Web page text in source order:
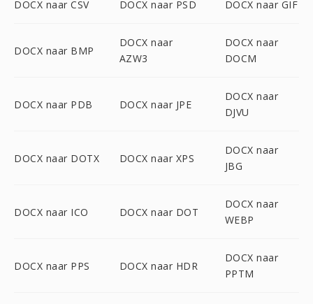
DOCX naar CSV DOCX naar PSD DOCX naar GIF
DOCX naar BMP
DOCX naar
AZW3
DOCX naar
DOCM
DOCX naar PDB DOCX naar JPE
DOCX naar
DJVU
DOCX naar DOTX DOCX naar XPS
DOCX naar
JBG
DOCX naar ICO DOCX naar DOT
DOCX naar
WEBP
DOCX naar PPS DOCX naar HDR
DOCX naar
PPTM